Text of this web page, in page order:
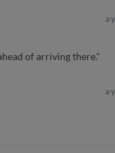
a
of arriving there."
a